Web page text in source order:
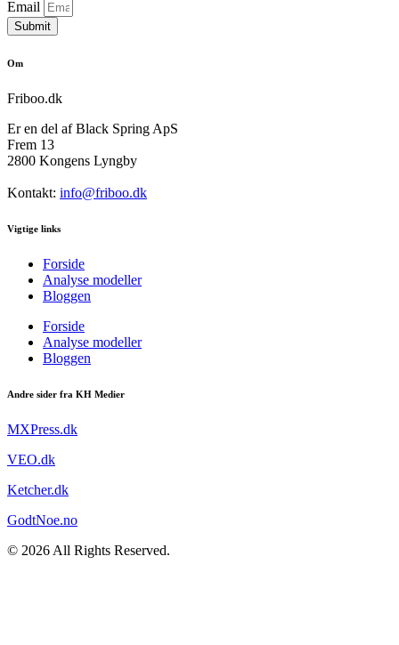
Email
Submit
Om
Friboo.dk
Er en del af Black Spring ApS
Frem 13
2800 Kongens Lyngby
Kontakt: info@friboo.dk
Vigtige links
Forside
Analyse modeller
Bloggen
Forside
Analyse modeller
Bloggen
Andre sider fra KH Medier
MXPress.dk
VEO.dk
Ketcher.dk
GodtNoe.no
© 2026 All Rights Reserved.